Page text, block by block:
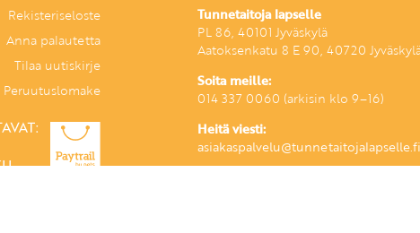
Rekisteriseloste
Anna palautetta
Tilaa uutiskirje
Peruutuslomake
Tunnetaitoja lapselle
PL 86, 40101 Jyväskylä
Aatoksenkatu 8 E 90, 40720
Soita meille:
014 337 0060 (arkisin klo 9–16)
Heitä viesti:
asiakaspalvelu@tunnetaitojalapselle.fi